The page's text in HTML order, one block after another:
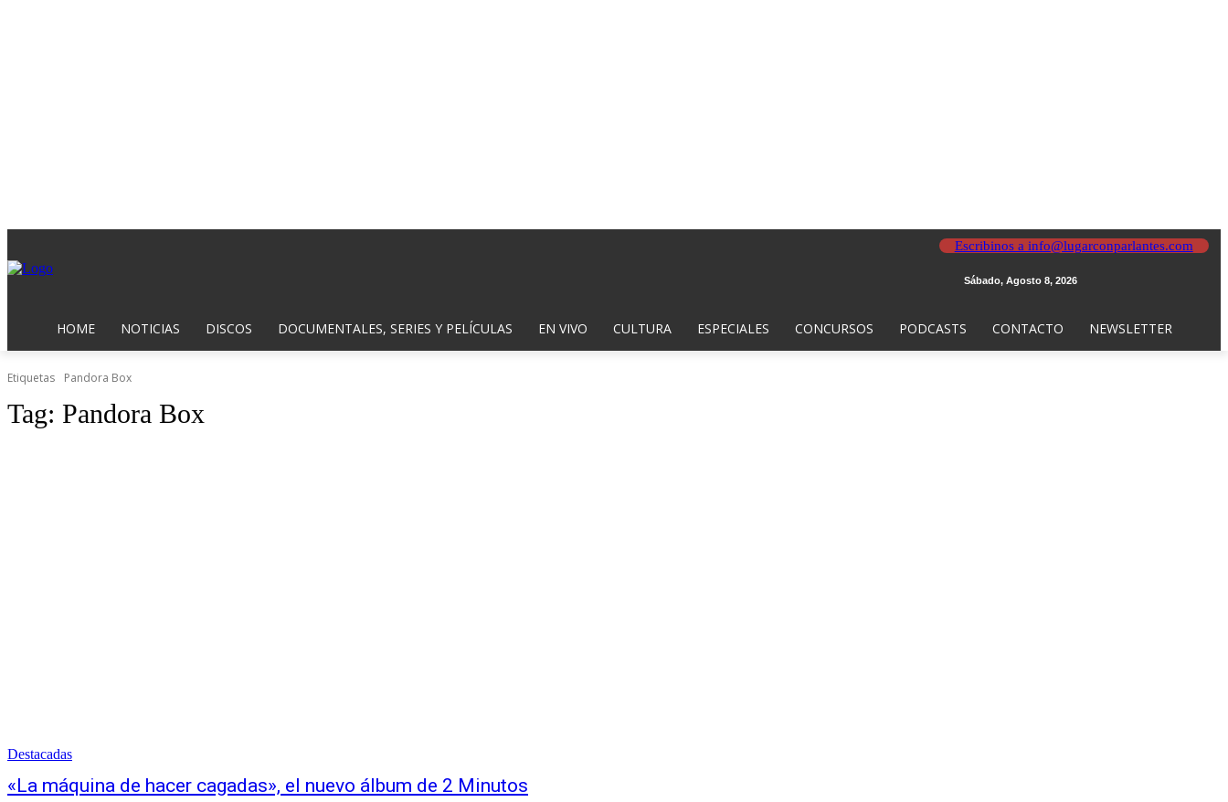
Escribinos a info@lugarconparlantes.com
Sábado, Agosto 8, 2026
HOME NOTICIAS DISCOS DOCUMENTALES, SERIES Y PELÍCULAS EN VIVO CULTURA ESPECIALES CONCURSOS PODCASTS CONTACTO NEWSLETTER
Etiquetas Pandora Box
Tag: Pandora Box
Destacadas
«La máquina de hacer cagadas», el nuevo álbum de 2 Minutos